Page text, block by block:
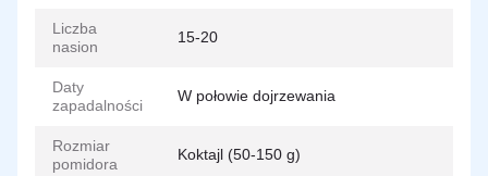
Liczba
nasion
15-20
Daty
zapadalności
W połowie dojrzewania
Rozmiar
pomidora
Koktajl (50-150 g)